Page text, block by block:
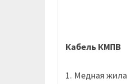
Кабель КМПВ
1. Медная жила